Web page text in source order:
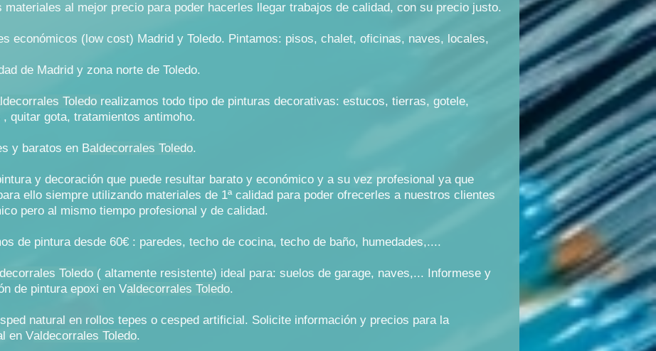
materiales al mejor precio para poder hacerles llegar trabajos de calidad, con su precio justo.
económicos (low cost) Madrid y Toledo. Pintamos: pisos, chalet, oficinas, naves, locales,
de Madrid y zona norte de Toledo.
Toledo realizamos todo tipo de pinturas decorativas: estucos, tierras, gotele,
quitar gota, tratamientos antimoho.
y baratos en Baldecorrales Toledo.
y decoración que puede resultar barato y económico y a su vez profesional ya que
ello siempre utilizando materiales de 1ª calidad para poder ofrecerles a nuestros clientes
pero al mismo tiempo profesional y de calidad.
de pintura desde 60€ : paredes, techo de cocina, techo de baño, humedades,....
Toledo ( altamente resistente) ideal para: suelos de garage, naves,... Informese y
de pintura epoxi en Valdecorrales Toledo.
natural en rollos tepes o cesped artificial. Solicite información y precios para la
en Valdecorrales Toledo.